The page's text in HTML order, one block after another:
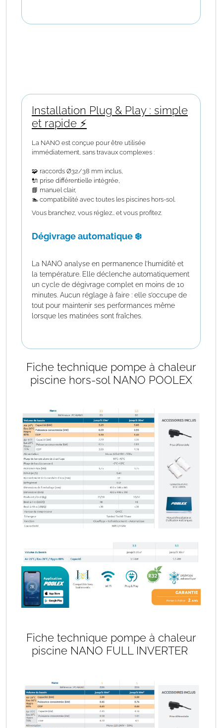
Installation Plug & Play : simple
et rapide ⚡
La NANO est conçue pour être utilisée
immédiatement, sans travaux complexes :
🧩 raccords Ø32/38 mm inclus,
🔌 prise différentielle intégrée,
📘 manuel clair,
🏊 compatibilité avec toutes les piscines hors-sol.
Vous branchez, vous réglez… et vous profitez.
Dégivrage automatique ❄️
La NANO analyse en permanence l’humidité et
la température. Elle déclenche automatiquement
un cycle de dégivrage complet en moins de 10
minutes. Aucun réglage à faire : elle s’occupe de
tout pour maintenir ses performances même
lorsque les matinées sont fraîches.
Fiche technique pompe à chaleur
piscine hors-sol NANO POOLEX
Fiche technique pompe à chaleur
piscine NANO FULL INVERTER